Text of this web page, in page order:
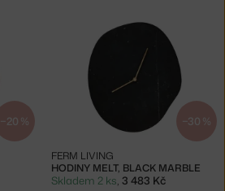
−20 % −30 %
HODINY MELT, BLACK MARBLE
FERM LIVING
Skladem 2 ks, 3 483 Kč